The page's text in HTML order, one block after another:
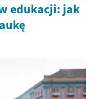
edukacji: jak